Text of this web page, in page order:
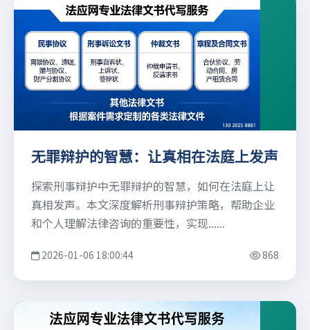
无罪辩护的智慧：让真相在法庭上发声
探索刑事辩护中无罪辩护的智慧，如何在法庭上让
真相发声。本文深度解析刑事辩护策略，帮助企业
和个人理解法律咨询的重要性，实现......
2026-01-06 18:00:44 868